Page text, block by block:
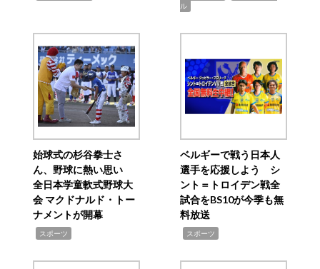
ル
始球式の杉谷拳士さ
ん、野球に熱い思い
全日本学童軟式野球大
会 マクドナルド・トー
ナメントが開幕
スポーツ
ベルギーで戦う日本人
選手を応援しよう シ
ント＝トロイデン戦全
試合をBS10が今季も無
料放送
スポーツ